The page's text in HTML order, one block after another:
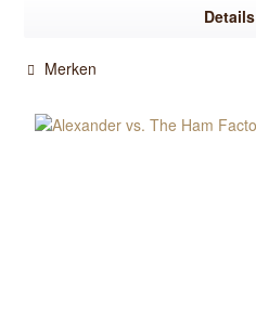
Details
Merken